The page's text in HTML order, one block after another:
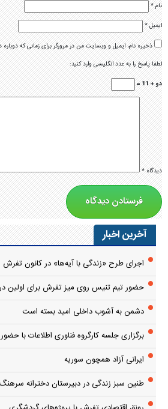
نام*
ایمیل*
ذخیره نام، ایمیل و وبسایت من در مرورگر برای زمانی که
لطفا پاسخ را به عدد انگلیسی وارد کنید:
دو + 11 =
دیدگاه*
آخرین اخبار
اجرای طرح «زندگی با آیه‌ها» در کانون تفرش
حضور تیم تنیس روی میز تفرش برای اولین
دشمن به آشوب داخلی امید بسته است
برگزاری جلسه کارگروه فناوری اطلاعات با
ایرانی آزاد همچون سوریه
طنین سبز زندگی در دبیرستان دخترانه